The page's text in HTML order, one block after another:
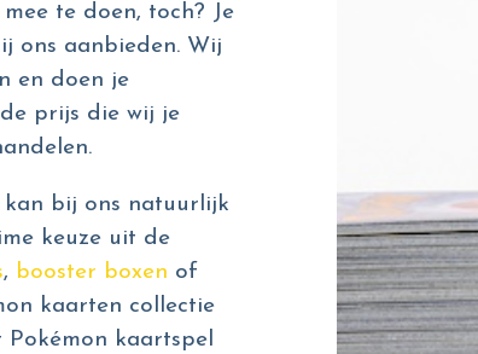
te doen, toch? Je
ons aanbieden. Wij
en doen je
prijs die wij je
kan bij ons natuurlijk
keuze uit de
, booster boxen of
kaarten collectie
kaartspel